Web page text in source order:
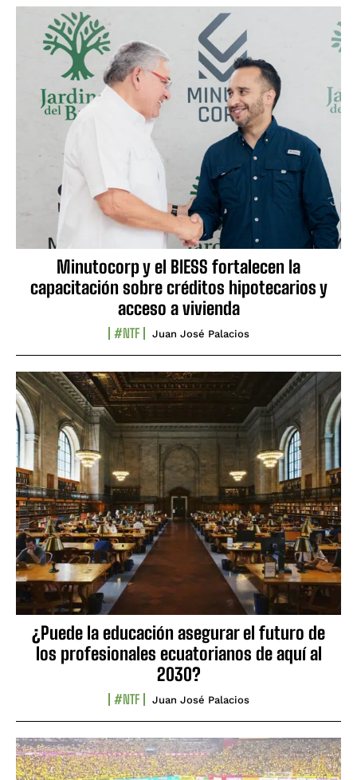
Minutocorp y el BIESS fortalecen la
capacitación sobre créditos hipotecarios y
acceso a vivienda
#NTF Juan José Palacios
¿Puede la educación asegurar el futuro de
los profesionales ecuatorianos de aquí al
2030?
#NTF Juan José Palacios